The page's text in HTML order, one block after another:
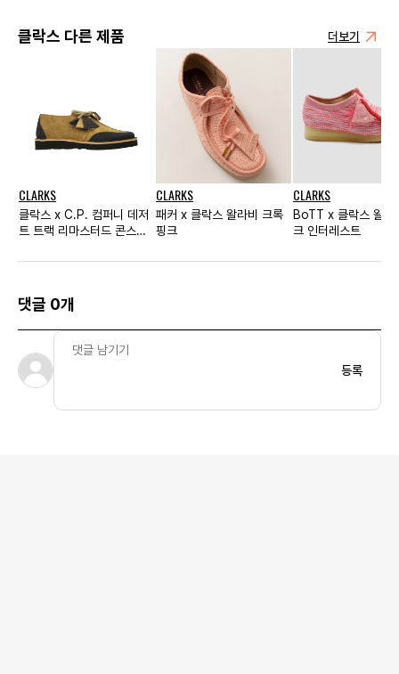
클락스 다른 제품 더보기
CLARKS
클락스 x C.P. 컴퍼니 데저
트 트랙 리마스터드 콘스타
CLARKS
패커 x 클락스 왈라비 크록
핑크
CLARKS
BoTT x 클락스 왈라
크 인터레스트
댓글 0개
등록